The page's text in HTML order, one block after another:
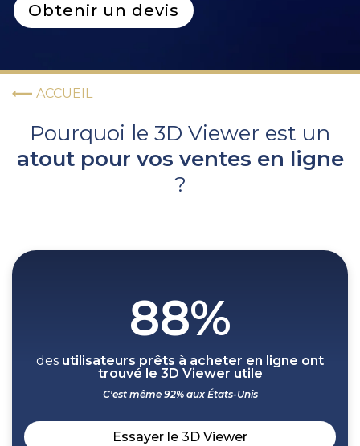
Obtenir un devis
ACCUEIL
Pourquoi le 3D Viewer est un
atout pour vos ventes en ligne
?
88%
des utilisateurs prêts à acheter en ligne ont
trouvé le 3D Viewer utile
C'est même 92% aux États-Unis
Essayer le 3D Viewer